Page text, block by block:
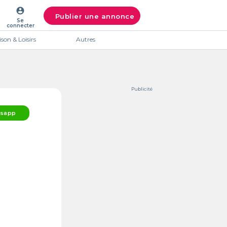
account_circle
Se
connecter
Publier une annonce
& Loisirs Autres
Publicité